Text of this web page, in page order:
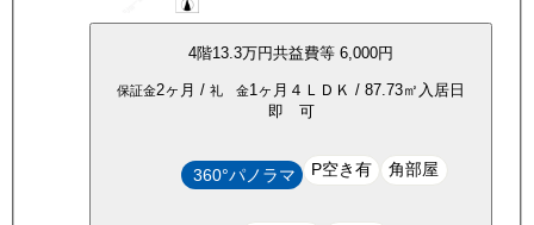
4階13.3万円共益費等 6,000円
保証金2ヶ月 / 礼 金1ヶ月 ４ＬＤＫ / 87.73㎡ 入居日
即 可
360°パノラマ P空き有 角部屋